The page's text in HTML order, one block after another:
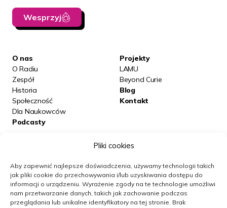
Pliki cookies
Aby zapewnić najlepsze doświadczenia, używamy technologii takich
jak pliki cookie do przechowywania i/lub uzyskiwania dostępu do
informacji o urządzeniu. Wyrażenie zgody na te technologie umożliwi
nam przetwarzanie danych, takich jak zachowanie podczas
przeglądania lub unikalne identyfikatory na tej stronie. Brak
Wesprzyj
O nas
O Radiu
Zespół
Historia
Społeczność
Dla Naukowców
Podcasty
Projekty
LAMU
Beyond Curie
Blog
Kontakt
Obserwuj nas